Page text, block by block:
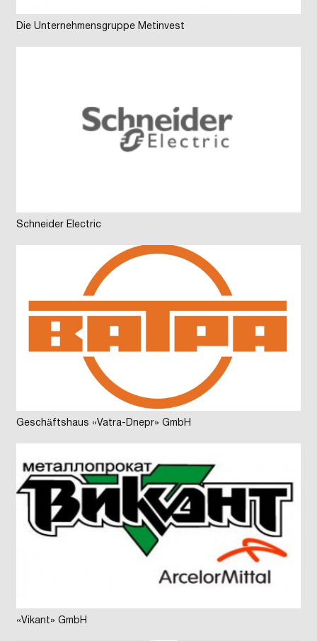
Die Unternehmensgruppe Metinvest
Schneider Electric
Geschäftshaus «Vatra-Dnepr» GmbH
«Vikant» GmbH